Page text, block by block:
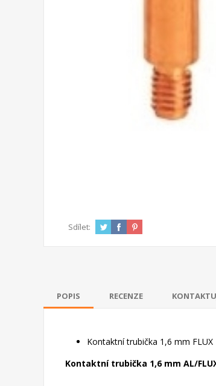
Sdílet:
POPIS RECENZE
Kontaktní trubička 1,6 mm FLUX
Kontaktní trubička 1,6 mm AL/